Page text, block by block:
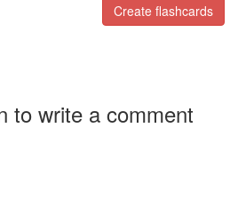
Create flashcards
to write a comment